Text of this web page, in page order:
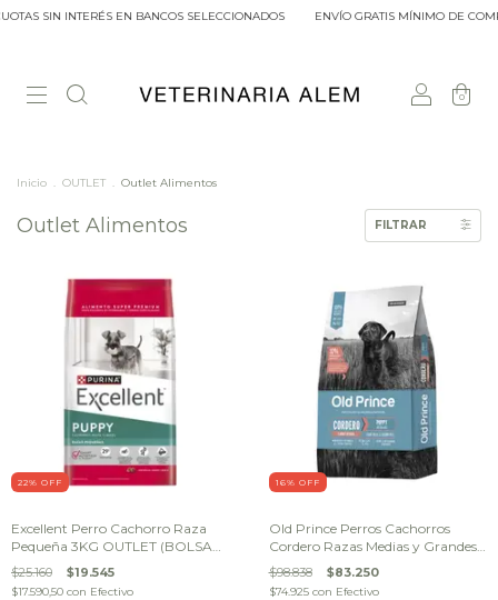
SIN INTERÉS EN BANCOS SELECCIONADOS ENVÍO GRATIS MÍNIMO DE
0
Inicio . OUTLET . Outlet Alimentos
Outlet Alimentos FILTRAR
22% OFF
Excellent Perro Cachorro Raza
Pequeña 3KG OUTLET (BOLSA
DAÑADA)
$25.160 $19.545
$17.590,50 con Efectivo
16% OFF
Old Prince Perros Cachorros
Cordero Razas Medias y Grandes
X15KG OUTLET (BOLSA
DAÑADA)
$98.838 $83.250
$74.925 con Efectivo